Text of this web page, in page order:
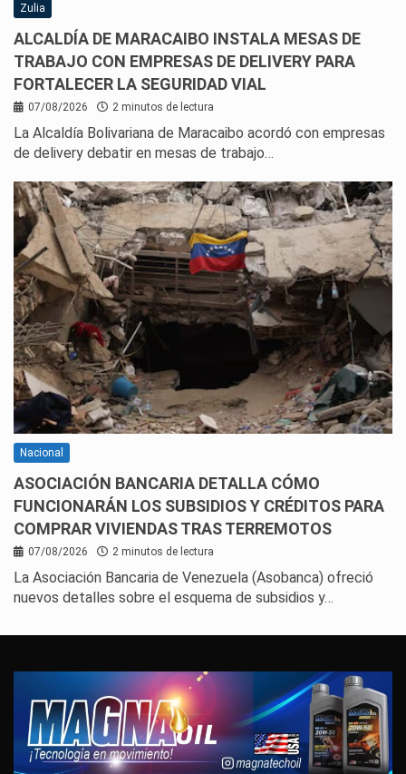
Zulia
ALCALDÍA DE MARACAIBO INSTALA MESAS DE
TRABAJO CON EMPRESAS DE DELIVERY PARA
FORTALECER LA SEGURIDAD VIAL
07/08/2026 2 minutos de lectura
La Alcaldía Bolivariana de Maracaibo acordó con empresas
de delivery debatir en mesas de trabajo…
Nacional
ASOCIACIÓN BANCARIA DETALLA CÓMO
FUNCIONARÁN LOS SUBSIDIOS Y CRÉDITOS PARA
COMPRAR VIVIENDAS TRAS TERREMOTOS
07/08/2026 2 minutos de lectura
La Asociación Bancaria de Venezuela (Asobanca) ofreció
nuevos detalles sobre el esquema de subsidios y…